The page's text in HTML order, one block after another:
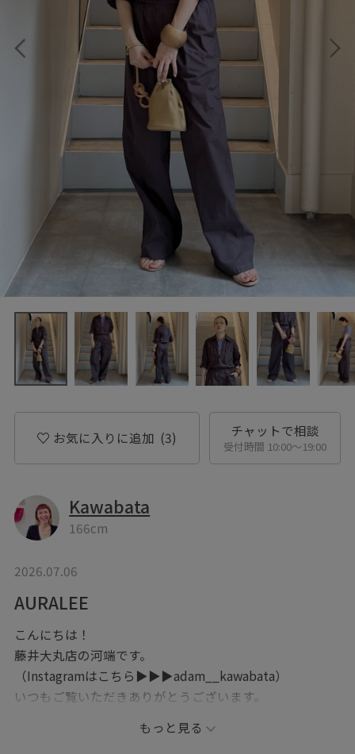
お気に入りに追加 (3) チャットで相談
受付時間 10:00〜19:00
Kawabata
166cm
2026.07.06
AURALEE
こんにちは！
藤井大丸店の河端です。
（Instagramはこちら▶︎▶︎▶︎adam__kawabata）
いつもご覧いただきありがとうございます。
AURALEEらしい上質な素材感が魅力のオールインワン。
もっと見る